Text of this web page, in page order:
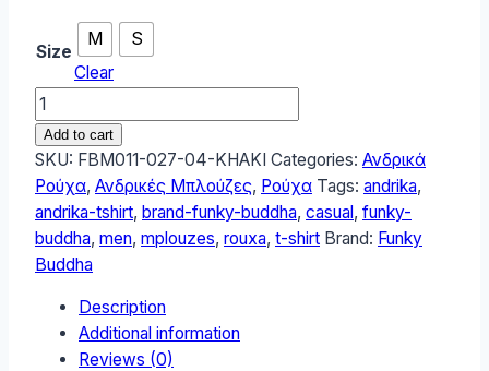
Size
M S
Clear
Funky
Buddha
Ανδρικό
T-
Shirt
FBM011-
027-
KHAKI
quantity
Add to cart
SKU: FBM011-027-04-KHAKI Categories: Ανδρικά
Ρούχα, Ανδρικές Μπλούζες, Ρούχα Tags: andrika,
andrika-tshirt, brand-funky-buddha, casual, funky-
buddha, men, mplouzes, rouxa, t-shirt Brand: Funky
Buddha
Description
Additional information
Reviews (0)